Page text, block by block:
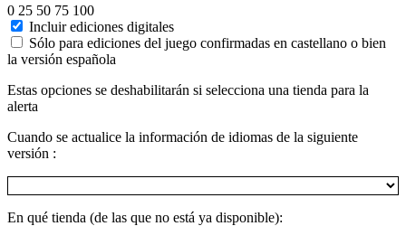
0 25 50 75 100
Incluir ediciones digitales
Sólo para ediciones del juego confirmadas en castellano o bien
la versión española
Estas opciones se deshabilitarán si selecciona una tienda para la
alerta
Cuando se actualice la información de idiomas de la siguiente
versión :
En qué tienda (de las que no está ya disponible):